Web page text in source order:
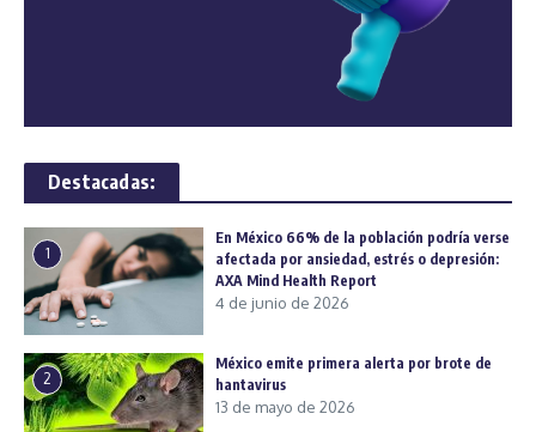
Destacadas:
1
En México 66% de la población podría verse
afectada por ansiedad, estrés o depresión:
AXA Mind Health Report
4 de junio de 2026
2
México emite primera alerta por brote de
hantavirus
13 de mayo de 2026